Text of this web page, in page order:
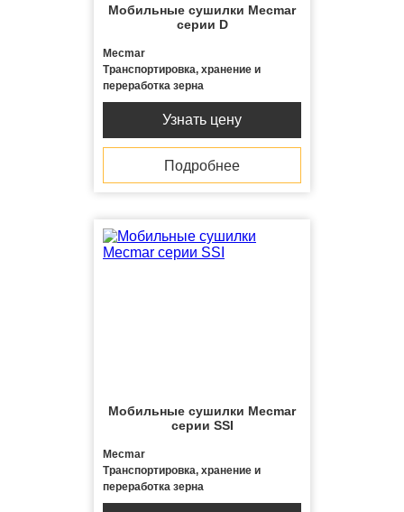
Мобильные сушилки Mecmar
серии D
Mecmar
Транспортировка, хранение и
переработка зерна
Узнать цену
Подробнее
Мобильные сушилки Mecmar
серии SSI
Mecmar
Транспортировка, хранение и
переработка зерна